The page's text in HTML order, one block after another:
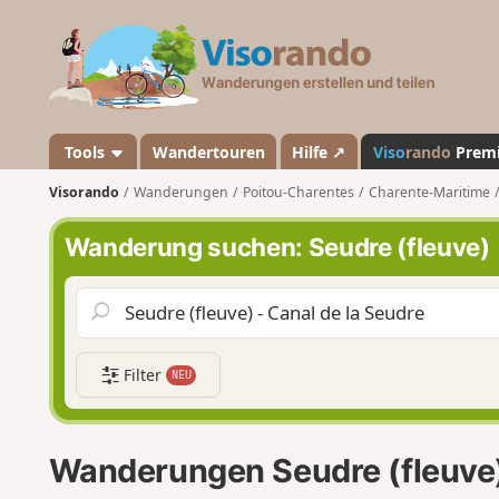
a
n
d
o
Tools Wandertouren Hilfe ↗ Visorando
Visorando Wanderungen Poitou-Charentes Charente-Maritime
Wanderung suchen: Seudre (fleuve)
Filter NEU
Wanderungen Seudre